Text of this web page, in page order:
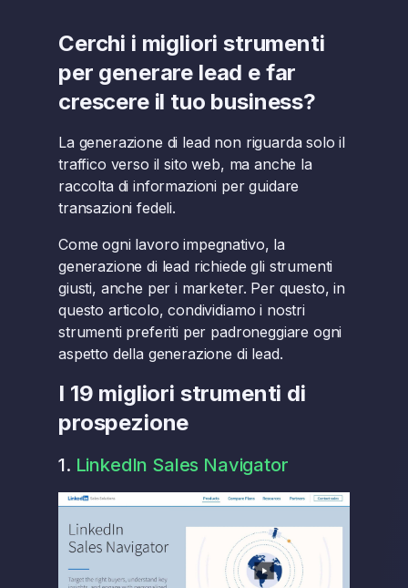
Cerchi i migliori strumenti
per generare lead e far
crescere il tuo business?
La generazione di lead non riguarda solo il
traffico verso il sito web, ma anche la
raccolta di informazioni per guidare
transazioni fedeli.
Come ogni lavoro impegnativo, la
generazione di lead richiede gli strumenti
giusti, anche per i marketer. Per questo, in
questo articolo, condividiamo i nostri
strumenti preferiti per padroneggiare ogni
aspetto della generazione di lead.
I 19 migliori strumenti di
prospezione
1. LinkedIn Sales Navigator